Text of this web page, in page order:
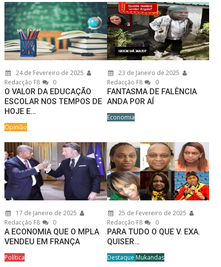
24 de Fevereiro de 2025
Redacção F8
0
O VALOR DA EDUCAÇÃO
ESCOLAR NOS TEMPOS DE
HOJE E…
Opinião
23 de Janeiro de 2025
Redacção F8
0
FANTASMA DE FALÊNCIA
ANDA POR AÍ
Economia
17 de Janeiro de 2025
Redacção F8
0
A ECONOMIA QUE O MPLA
VENDEU EM FRANÇA
Política
25 de Fevereiro de 2025
Redacção F8
0
PARA TUDO O QUE V. EXA.
QUISER…
Destaque Mukandas